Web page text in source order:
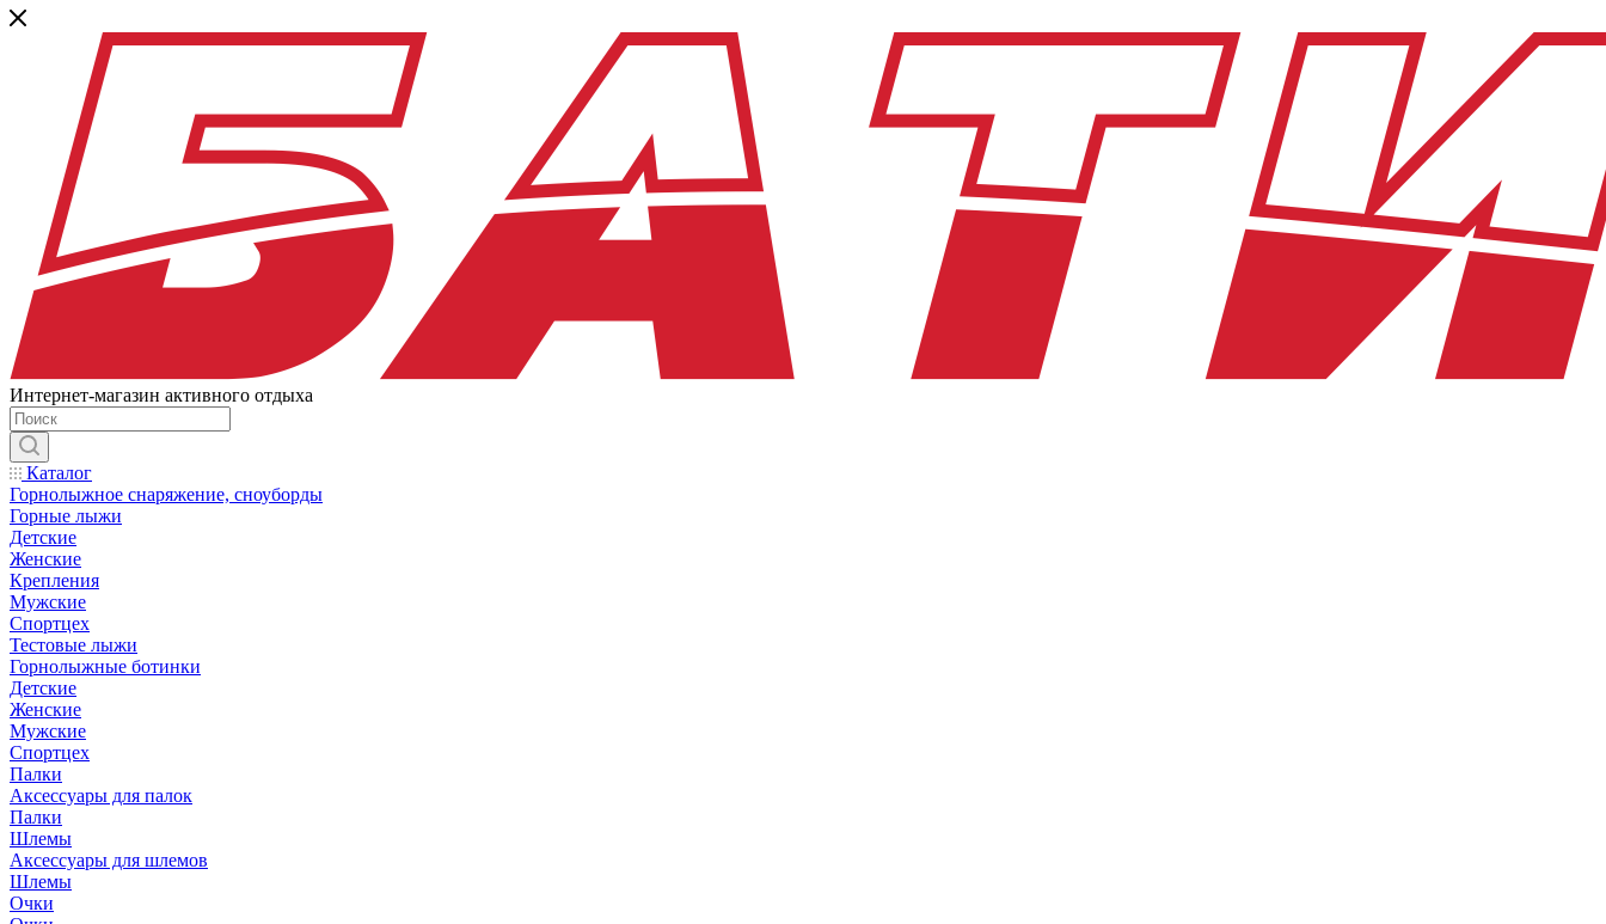
Интернет-магазин активного отдыха
Каталог
Горнолыжное снаряжение, сноуборды
Горные лыжи
Детские
Женские
Крепления
Мужские
Спортцех
Тестовые лыжи
Горнолыжные ботинки
Детские
Женские
Мужские
Спортцех
Палки
Аксессуары для палок
Палки
Шлемы
Аксессуары для шлемов
Шлемы
Очки